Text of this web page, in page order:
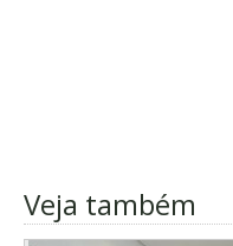
Veja também